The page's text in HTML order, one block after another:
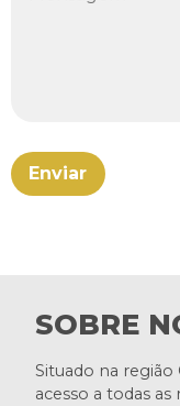
SOBRE
Situado na região
acesso a todas